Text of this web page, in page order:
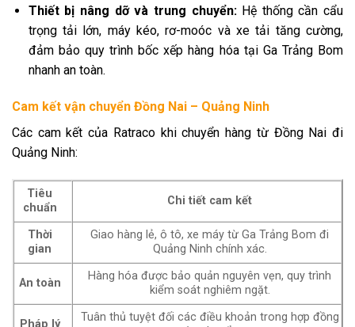
Thiết bị nâng dỡ và trung chuyển:Hệ thống cần cẩu
trọng tải lớn, máy kéo, rơ-moóc và xe tải tăng cường,
đảm bảo quy trình bốc xếp hàng hóa tại Ga Trảng Bom
nhanh an toàn.
Cam kết vận chuyển Đồng Nai – Quảng Ninh
Các cam kết của Ratraco khi chuyển hàng từ Đồng Nai đi
Quảng Ninh:
Tiêu
chuẩn
Chi tiết cam kết
Thời
gian
Giao hàng lẻ, ô tô, xe máy từ Ga Trảng Bom đi
Quảng Ninh chính xác.
An toàn
Hàng hóa được bảo quản nguyên vẹn, quy trình
kiểm soát nghiêm ngặt.
Pháp lý
Tuân thủ tuyệt đối các điều khoản trong hợp đồng